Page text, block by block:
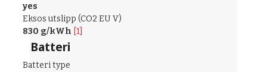
yes
Eksos utslipp (CO2 EU V)
830 g/kWh [1]
Batteri
Batteri type